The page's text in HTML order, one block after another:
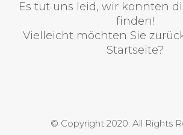
Es tut uns leid, wir konnten
finden!
Vielleicht möchten Sie
Startseite?
© Copyright 2020. All Rights